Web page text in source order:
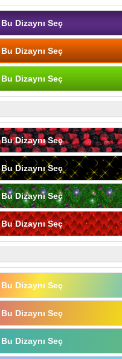
Bu Dizaynı Seç
Bu Dizaynı Seç
Bu Dizaynı Seç
Bu Dizaynı Seç
Bu Dizaynı Seç
Bu Dizaynı Seç
Bu Dizaynı Seç
Bu Dizaynı Seç
Bu Dizaynı Seç
Bu Dizaynı Seç